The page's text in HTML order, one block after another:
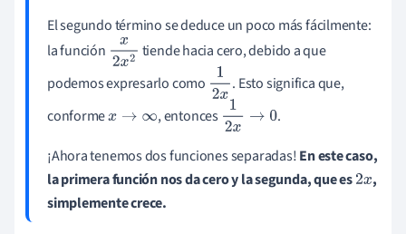
El segundo término se deduce un poco más fácilmente:
la función x2x2 tiende hacia cero, debido a que
podemos expresarlo como 12x . Esto significa que,
conformex→∞ , entonces 12x→ 0 .
¡Ahora tenemos dos funciones separadas!En este caso,
la primera función nos da cero y la segunda, que es2x ,
simplemente crece.